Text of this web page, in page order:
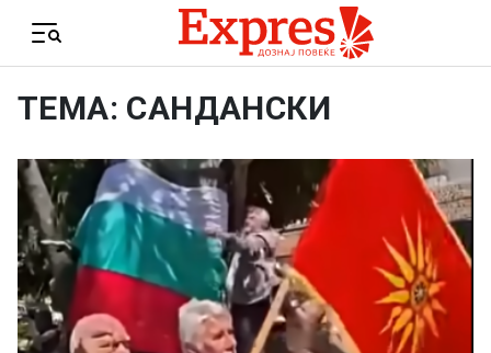
Menu
ТЕМА: САНДАНСКИ